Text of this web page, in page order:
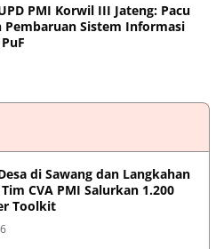
PMI Korwil III Jateng: Pacu
Pembaruan Sistem Informasi
di Sawang dan Langkahan
CVA PMI Salurkan 1.200
Toolkit